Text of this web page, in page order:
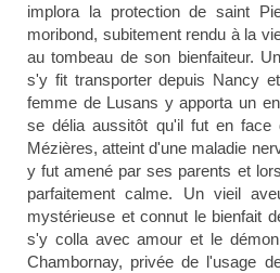
implora la protection de saint
moribond, subitement rendu à la
au tombeau de son bienfaiteur.
s'y fit transporter depuis Nancy
femme de Lusans y apporta un
se délia aussitôt qu'il fut en face
Mézières, atteint d'une maladie
y fut amené par ses parents et
parfaitement calme. Un vieil
mystérieuse et connut le bienfait
s'y colla avec amour et le
Chambornay, privée de l'usage